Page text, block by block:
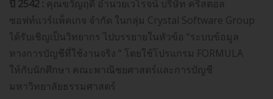
ปี 2542 : คุณขวัญฤดี อำนวยเวโรจน์ บริษัท คริสตอล
ซอฟท์แวร์แพ็คเกจ จำกัด ในกลุ่ม Crystal Software Group
ได้รับเชิญเป็นวิทยากร ไปบรรยายในหัวข้อ “ระบบข้อมูล
ทางการบัญชีที่ใช้งานจริง “ โดยใช้โปรแกรม FORMULA
ให้กับนักศึกษา คณะพาณิชยศาสตร์และการบัญชี
มหาวิทยาลัยธรรมศาสตร์